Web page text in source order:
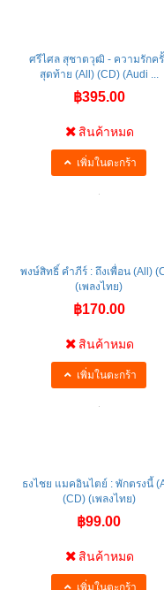
ศรีไศล สุชาตวุฒิ - ความรักครั้ง
สุดท้าย (All) (CD) (Audi ...
฿395.00
สินค้าหมด
(เพลงไทย)
฿170.00
สินค้าหมด
(CD) (เพลงไทย)
฿99.00
สินค้าหมด